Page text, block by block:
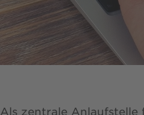
Als zentrale Anlaufstelle